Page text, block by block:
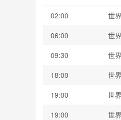
02:00 世
06:00
世
09:30
世
18:00
世
19:00
世
19:00
世